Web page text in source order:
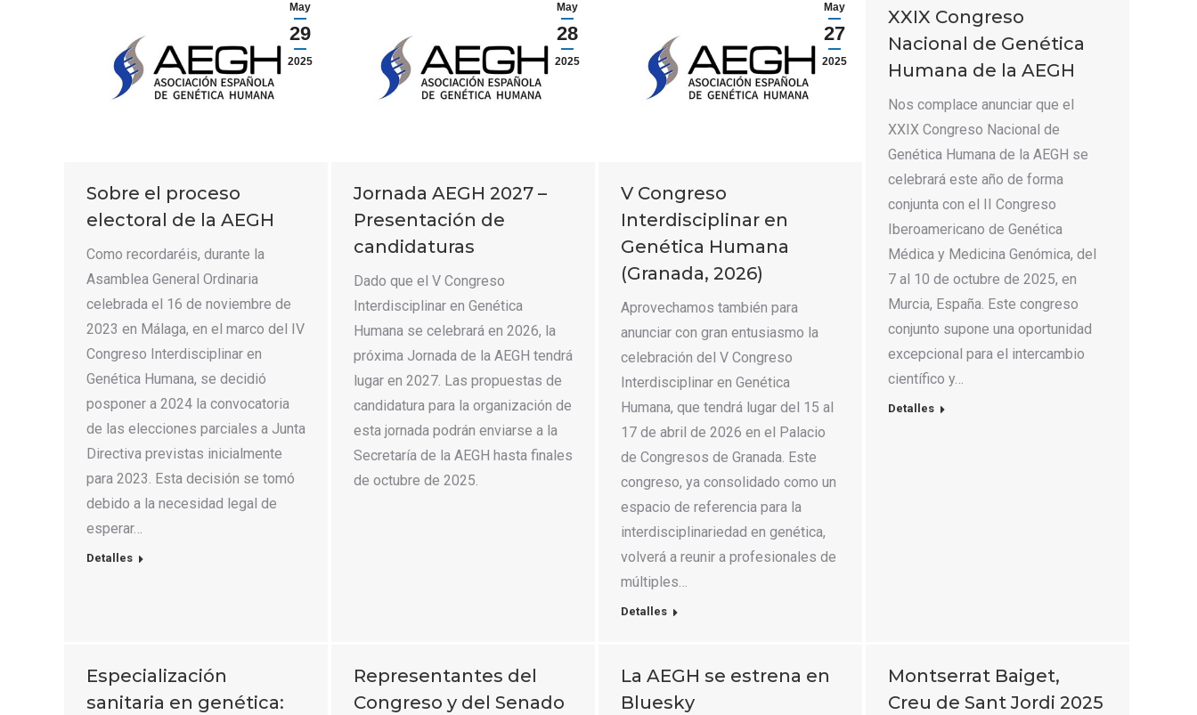
May
29
2025
Sobre el proceso
electoral de la AEGH
Como recordaréis, durante la
Asamblea General Ordinaria
celebrada el 16 de noviembre de
2023 en Málaga, en el marco del IV
Congreso Interdisciplinar en
Genética Humana, se decidió
posponer a 2024 la convocatoria
de las elecciones parciales a Junta
Directiva previstas inicialmente
para 2023. Esta decisión se tomó
debido a la necesidad legal de
esperar…
Detalles
May
28
2025
Jornada AEGH 2027 –
Presentación de
candidaturas
Dado que el V Congreso
Interdisciplinar en Genética
Humana se celebrará en 2026, la
próxima Jornada de la AEGH tendrá
lugar en 2027. Las propuestas de
candidatura para la organización de
esta jornada podrán enviarse a la
Secretaría de la AEGH hasta finales
de octubre de 2025.
May
27
2025
V Congreso
Interdisciplinar en
Genética Humana
(Granada, 2026)
Aprovechamos también para
anunciar con gran entusiasmo la
celebración del V Congreso
Interdisciplinar en Genética
Humana, que tendrá lugar del 15 al
17 de abril de 2026 en el Palacio
de Congresos de Granada. Este
congreso, ya consolidado como un
espacio de referencia para la
interdisciplinariedad en genética,
volverá a reunir a profesionales de
múltiples…
Detalles
XXIX Congreso
Nacional de Genética
Humana de la AEGH
Nos complace anunciar que el
XXIX Congreso Nacional de
Genética Humana de la AEGH se
celebrará este año de forma
conjunta con el II Congreso
Iberoamericano de Genética
Médica y Medicina Genómica, del
7 al 10 de octubre de 2025, en
Murcia, España. Este congreso
conjunto supone una oportunidad
excepcional para el intercambio
científico y…
Detalles
Especialización
sanitaria en genética:
Representantes del
Congreso y del Senado
La AEGH se estrena en
Bluesky
Montserrat Baiget,
Creu de Sant Jordi 2025